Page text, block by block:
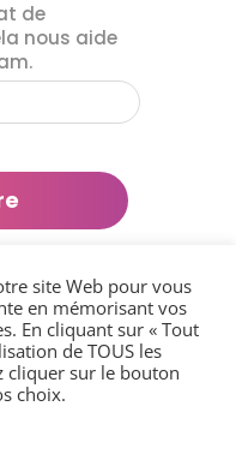
de
nous aide
site Web pour vous
en mémorisant vos
En cliquant sur « Tout
de TOUS les
cliquer sur le bouton
choix.